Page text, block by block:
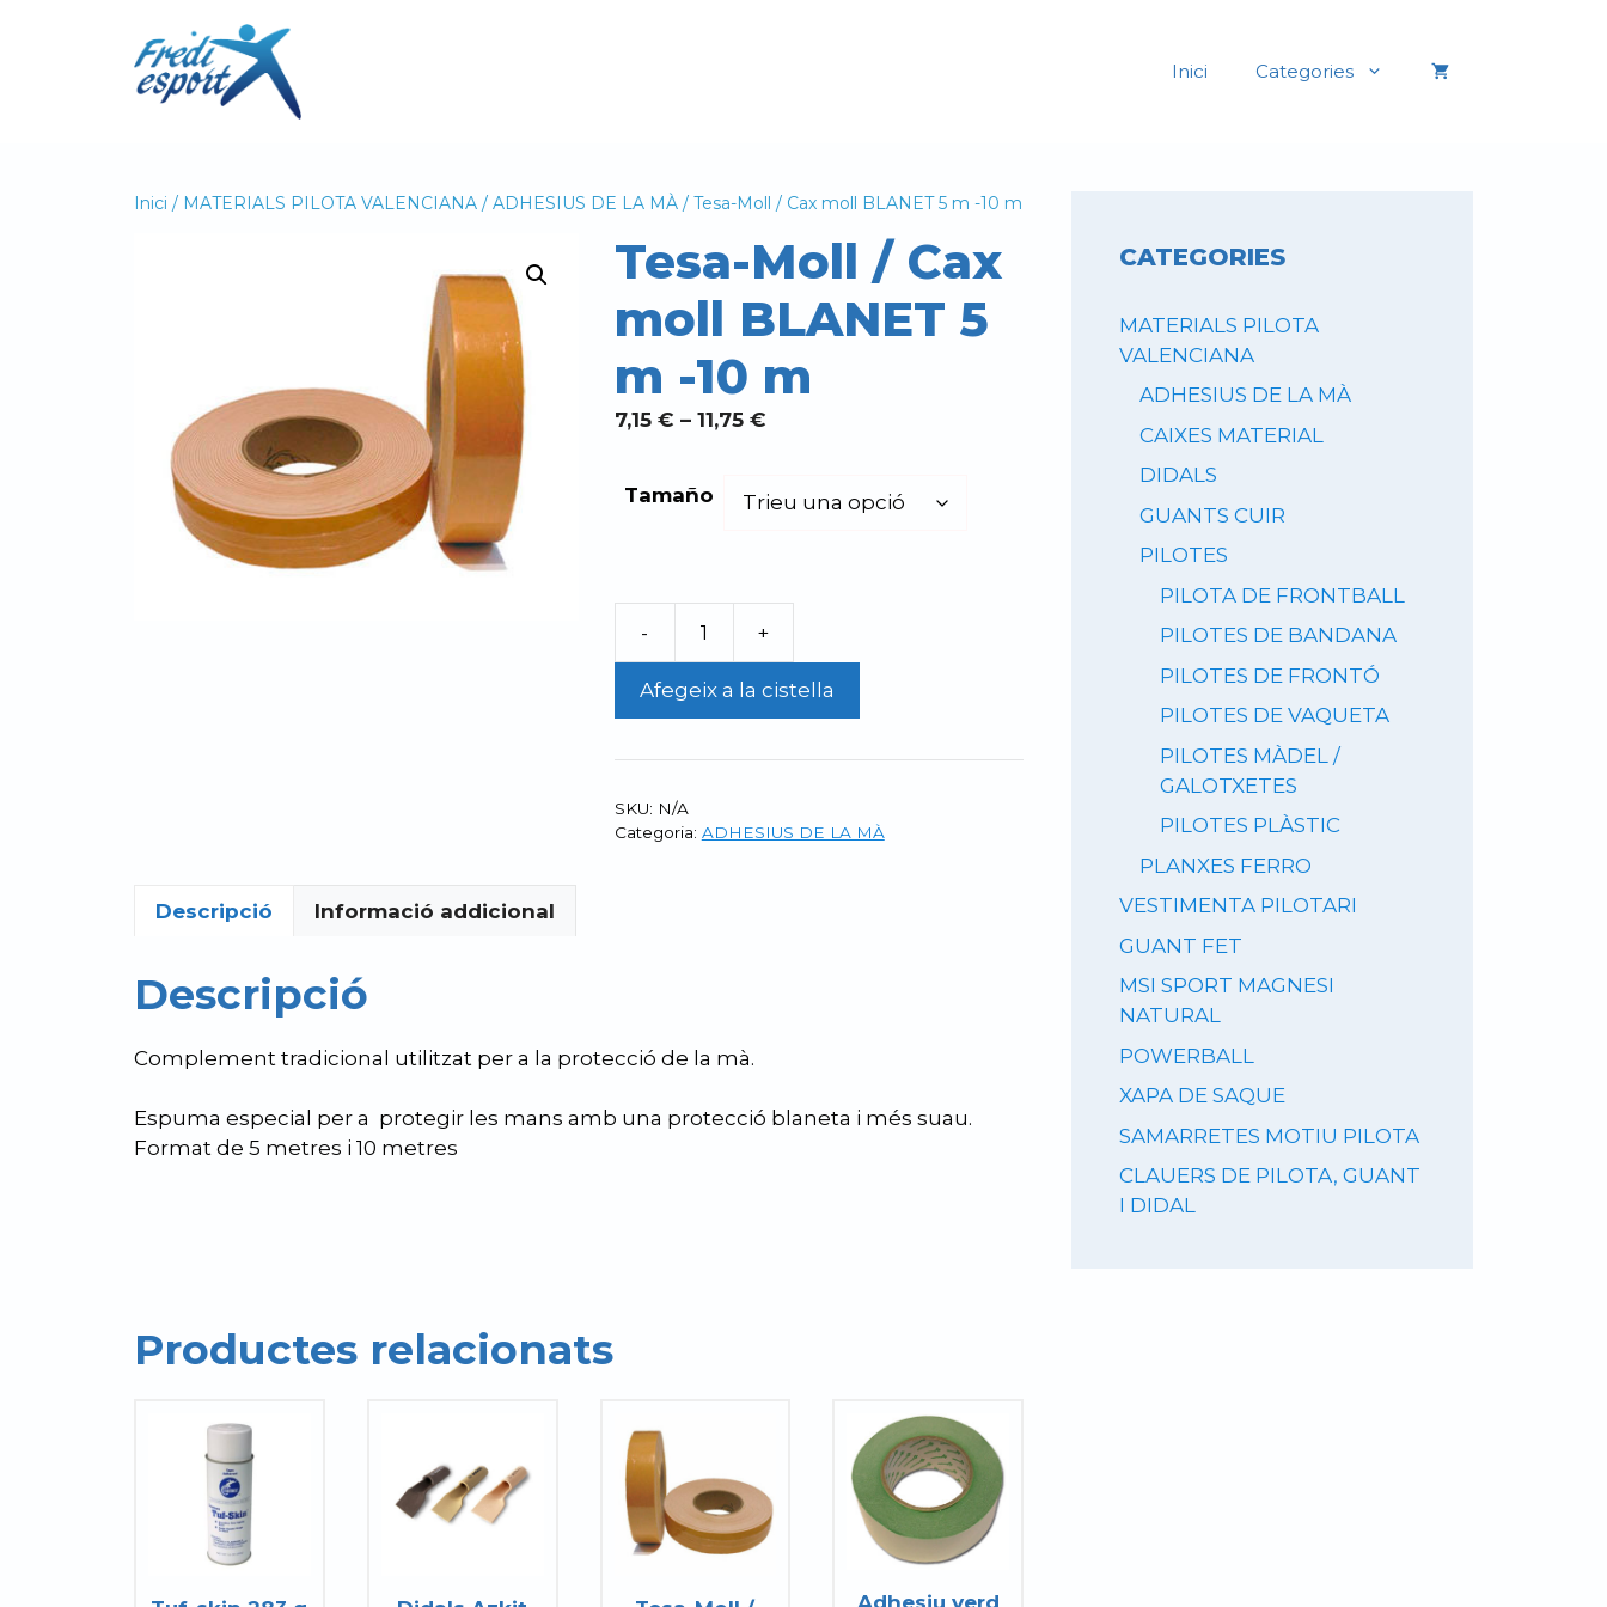
Inici Categories
Inici / MATERIALS PILOTA VALENCIANA / ADHESIUS DE LA MÀ / Tesa-Moll / Cax moll BLANET 5 m -10 m
Tesa-Moll / Cax
moll BLANET 5
m -10 m
7,15 € – 11,75 €Interval
7,15 €
Tamaño
-
quantitat
Tesa-
/
moll
+
Afegeix a la cistella
SKU: N/A
Categoria: ADHESIUS DE LA MÀ
Descripció Informació addicional
Descripció
Complement tradicional utilitzat per a la protecció de la mà.
Espuma especial per a protegir les mans amb una protecció blaneta i més suau.
Format de 5 metres i 10 metres
Productes relacionats
diverses
Aquest
producte
té
diverses
variants.
Adhesiu verd
CATEGORIES
MATERIALS PILOTA
VALENCIANA
ADHESIUS DE LA MÀ
CAIXES MATERIAL
DIDALS
GUANTS CUIR
PILOTES
PILOTA DE FRONTBALL
PILOTES DE BANDANA
PILOTES DE FRONTÓ
PILOTES DE VAQUETA
PILOTES MÀDEL /
GALOTXETES
PILOTES PLÀSTIC
PLANXES FERRO
VESTIMENTA PILOTARI
GUANT FET
MSI SPORT MAGNESI
NATURAL
POWERBALL
XAPA DE SAQUE
SAMARRETES MOTIU PILOTA
CLAUERS DE PILOTA, GUANT
I DIDAL